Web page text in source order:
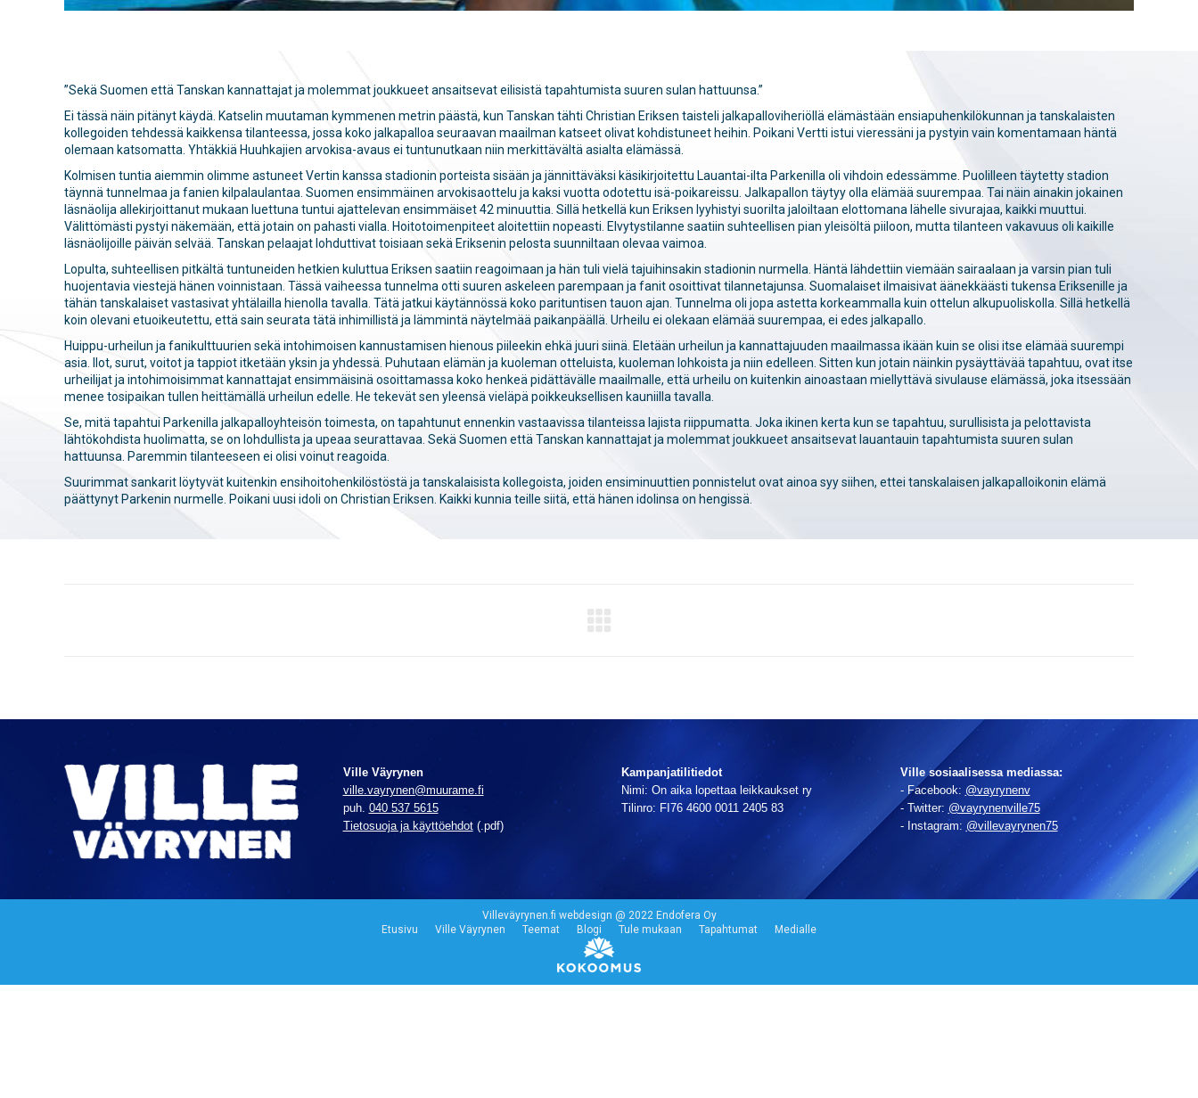
”Sekä Suomen että Tanskan kan­nat­ta­jat ja molemmat joukkueet an­sait­se­vat eilisistä ta­pah­tu­mis­ta suuren sulan hattuunsa.”
Ei tässä näin pitänyt käydä. Katselin muutaman kymmenen metrin päästä, kun Tanskan tähti Christian Eriksen taisteli jal­ka­pal­lo­vi­he­riöl­lä elämästään en­sia­pu­hen­ki­lö­kun­nan ja tanskalaisten
kollegoiden tehdessä kaikkensa tilanteessa, jossa koko jalkapalloa seuraavan maailman katseet olivat kohdistuneet heihin. Poikani Vertti istui vieressäni ja pystyin vain komentamaan häntä
olemaan katsomatta. Yhtäkkiä Huuhkajien arvokisa-avaus ei tuntunutkaan niin merkittävältä asialta elämässä.
Kolmisen tuntia aiemmin olimme astuneet Vertin kanssa stadionin porteista sisään ja jännittäväksi käsikirjoitettu Lauantai-ilta Parkenilla oli vihdoin edessämme. Puolilleen täytetty stadion
täynnä tunnelmaa ja fanien kilpalaulantaa. Suomen ensimmäinen arvokisaottelu ja kaksi vuotta odotettu isä-poikareissu. Jalkapallon täytyy olla elämää suurempaa. Tai näin ainakin jokainen
läsnäolija allekirjoittanut mukaan luettuna tuntui ajattelevan ensimmäiset 42 minuuttia. Sillä hetkellä kun Eriksen lyyhistyi suorilta jaloiltaan elottomana lähelle sivurajaa, kaikki muuttui.
Välittömästi pystyi näkemään, että jotain on pahasti vialla. Hoitotoimenpiteet aloitettiin nopeasti. Elvytystilanne saatiin suhteellisen pian yleisöltä piiloon, mutta tilanteen vakavuus oli kaikille
läsnäolijoille päivän selvää. Tanskan pelaajat lohduttivat toisiaan sekä Eriksenin pelosta suunniltaan olevaa vaimoa.
Lopulta, suhteellisen pitkältä tuntuneiden hetkien kuluttua Eriksen saatiin reagoimaan ja hän tuli vielä tajuihinsakin stadionin nurmella. Häntä lähdettiin viemään sairaalaan ja varsin pian tuli
huojentavia viestejä hänen voinnistaan. Tässä vaiheessa tunnelma otti suuren askeleen parempaan ja fanit osoittivat tilannetajunsa. Suomalaiset ilmaisivat äänekkäästi tukensa Eriksenille ja
tähän tanskalaiset vastasivat yhtälailla hienolla tavalla. Tätä jatkui käytännössä koko parituntisen tauon ajan. Tunnelma oli jopa astetta korkeammalla kuin ottelun alkupuoliskolla. Sillä hetkellä
koin olevani etuoikeutettu, että sain seurata tätä inhimillistä ja lämmintä näytelmää paikanpäällä. Urheilu ei olekaan elämää suurempaa, ei edes jalkapallo.
Huippu-urheilun ja fanikulttuurien sekä intohimoisen kannustamisen hienous piileekin ehkä juuri siinä. Eletään urheilun ja kannattajuuden maailmassa ikään kuin se olisi itse elämää suurempi
asia. Ilot, surut, voitot ja tappiot itketään yksin ja yhdessä. Puhutaan elämän ja kuoleman otteluista, kuoleman lohkoista ja niin edelleen. Sitten kun jotain näinkin pysäyttävää tapahtuu, ovat itse
urheilijat ja intohimoisimmat kannattajat ensimmäisinä osoittamassa koko henkeä pidättävälle maailmalle, että urheilu on kuitenkin ainoastaan miellyttävä sivulause elämässä, joka itsessään
menee tosipaikan tullen heittämällä urheilun edelle. He tekevät sen yleensä vieläpä poikkeuksellisen kauniilla tavalla.
Se, mitä tapahtui Parkenilla jalkapalloyhteisön toimesta, on tapahtunut ennenkin vastaavissa tilanteissa lajista riippumatta. Joka ikinen kerta kun se tapahtuu, surullisista ja pelottavista
lähtökohdista huolimatta, se on lohdullista ja upeaa seurattavaa. Sekä Suomen että Tanskan kannattajat ja molemmat joukkueet ansaitsevat lauantauin tapahtumista suuren sulan
hattuunsa. Paremmin tilanteeseen ei olisi voinut reagoida.
Suurimmat sankarit löytyvät kuitenkin en­si­hoi­to­hen­ki­lös­tös­tä ja tanskalaisista kollegoista, joiden ensiminuuttien ponnistelut ovat ainoa syy siihen, ettei tanskalaisen jalkapalloikonin elämä
päättynyt Parkenin nurmelle. Poikani uusi idoli on Christian Eriksen. Kaikki kunnia teille siitä, että hänen idolinsa on hengissä.
Ville Väyrynen
ville.vayrynen@muurame.fi
puh. 040 537 5615
Tietosuoja ja käyttöehdot(.pdf)
Kampanjatilitiedot
Nimi: On aika lopettaa leikkaukset ry
Tilinro: FI76 4600 0011 2405 83
Ville so­si­aa­li­ses­sa mediassa:
- Facebook: @vayrynenv
- Twitter: @vayrynenville75
- Instagram: @villevayrynen75
Villeväyrynen.fi webdesign @ 2022 Endofera Oy
Etusivu
Ville Väyrynen Teemat Blogi Tule mukaan Tapahtumat Medialle